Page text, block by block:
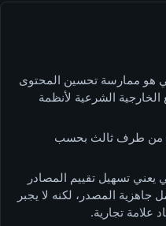
هو ممارسة تحسين المحتوى
الشرعية لأنظمة
من طرف ثالث بحسب
يعني تسهيل تقييم المصادر
المصدر، لكنه لا يجبر
تجارية.